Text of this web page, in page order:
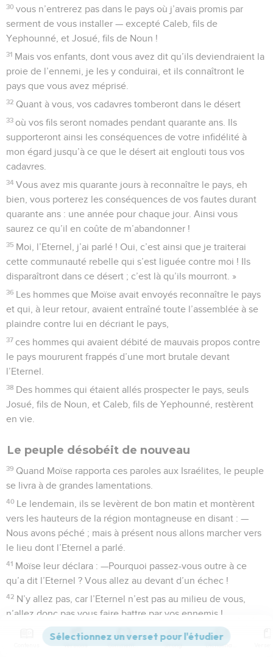
30 vous n’entrerez pas dans le pays où j’avais promis par
serment de vous installer — excepté Caleb, fils de
Yephounné, et Josué, fils de Noun !
31 Mais vos enfants, dont vous avez dit qu’ils deviendraient la
proie de l’ennemi, je les y conduirai, et ils connaîtront le
pays que vous avez méprisé.
32 Quant à vous, vos cadavres tomberont dans le désert
33 où vos fils seront nomades pendant quarante ans. Ils
supporteront ainsi les conséquences de votre infidélité à
mon égard jusqu’à ce que le désert ait englouti tous vos
cadavres.
34 Vous avez mis quarante jours à reconnaître le pays, eh
bien, vous porterez les conséquences de vos fautes durant
quarante ans : une année pour chaque jour. Ainsi vous
saurez ce qu’il en coûte de m’abandonner !
35 Moi, l’Eternel, j’ai parlé ! Oui, c’est ainsi que je traiterai
cette communauté rebelle qui s’est liguée contre moi ! Ils
disparaîtront dans ce désert ; c’est là qu’ils mourront. »
36 Les hommes que Moïse avait envoyés reconnaître le pays
et qui, à leur retour, avaient entraîné toute l’assemblée à se
plaindre contre lui en décriant le pays,
37 ces hommes qui avaient débité de mauvais propos contre
le pays moururent frappés d’une mort brutale devant
l’Eternel.
38 Des hommes qui étaient allés prospecter le pays, seuls
Josué, fils de Noun, et Caleb, fils de Yephounné, restèrent
en vie.
Le peuple désobéit de nouveau
39 Quand Moïse rapporta ces paroles aux Israélites, le peuple
se livra à de grandes lamentations.
40 Le lendemain, ils se levèrent de bon matin et montèrent
vers les hauteurs de la région montagneuse en disant : —
Nous avons péché ; mais à présent nous allons marcher vers
le lieu dont l’Eternel a parlé.
41 Moïse leur déclara : —Pourquoi passez-vous outre à ce
qu’a dit l’Eternel ? Vous allez au devant d’un échec !
42 N’y allez pas, car l’Eternel n’est pas au milieu de vous,
n’allez donc pas vous faire battre par vos ennemis !
Car vous trouverez les Amalécites et les Cananéens sur
votre chemin, et vous vous ferez massacrer. Comme vous
Versions Commentaires Strong